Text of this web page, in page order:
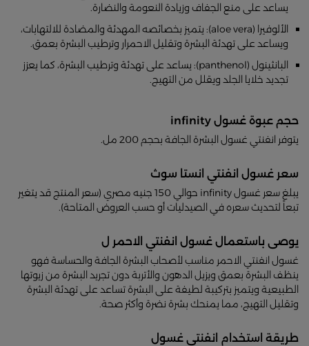
يساعد على منع الجفاف وزيادة النعومة والنضارة.
الألوفيرا (aloe vera): يتميز بخصائصه المهدئة والمضادة للالتهابات،
ويساعد على تهدئة البشرة وتقليل الاحمرار وترطيب البشرة بعمق.
البانثينول (panthenol): يساعد على تهدئة وترطيب البشرة، كما يعزز
تجديد خلايا الجلد ويقلل من التهيج.
حجم عبوة غسول infinity
يتوفر انفنتي غسول البشرة الجافة بحجم 200 مل.
سعر غسول انفنتي انستا سوث
يبلغ سعر غسول infinity حوالي 150 جنيه مصري (سعر المنتج قد يتغير
تبعاً لتحديث سعره في الصيدليات أو حسب العروض المتاحة).
يوصى باستعمال غسول انفنتي الاحمر ل
غسول انفنتي الاحمر مناسب لأصحاب البشرة الجافة والحساسة فهو
ينظف البشرة بعمق ويزيل الدهون والأتربة دون تجريد البشرة من زيوتها
الطبيعية ويتميز بتركيبة لطيفة على البشرة تساعد على تهدئة البشرة
وتقليل التهيج، مما يمنحك بشرة نضرة وأكثر صحة.
طريقة استخدام انفنتي غسول